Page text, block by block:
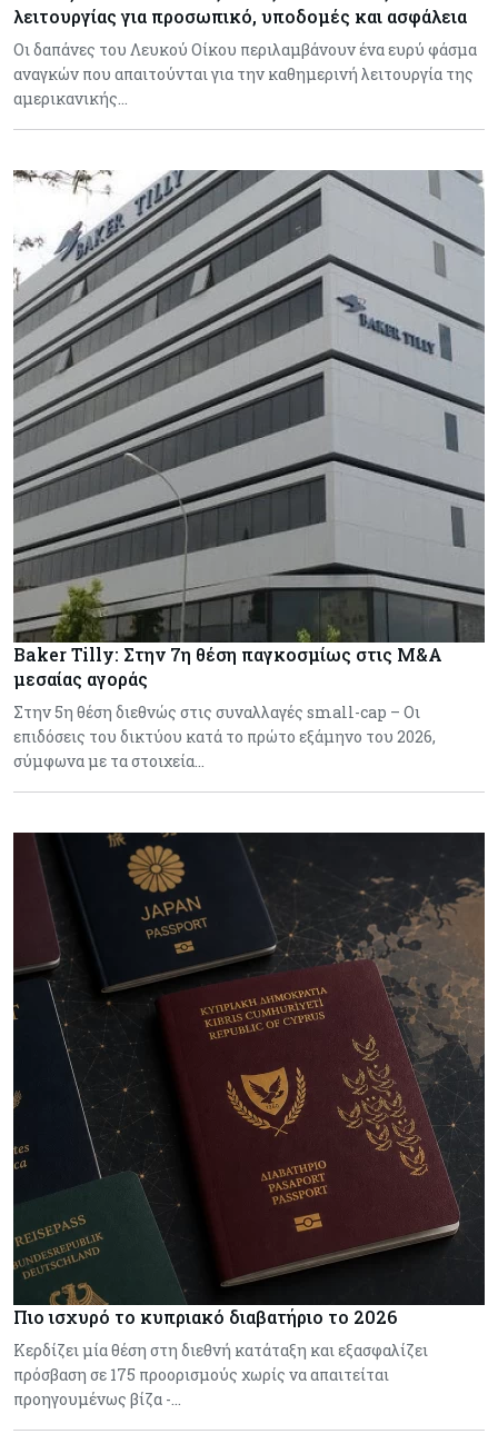
λειτουργίας για προσωπικό, υποδομές και ασφάλεια
Οι δαπάνες του Λευκού Οίκου περιλαμβάνουν ένα ευρύ φάσμα
αναγκών που απαιτούνται για την καθημερινή λειτουργία της
αμερικανικής…
Baker Tilly: Στην 7η θέση παγκοσμίως στις M&A
μεσαίας αγοράς
Στην 5η θέση διεθνώς στις συναλλαγές small-cap – Οι
επιδόσεις του δικτύου κατά το πρώτο εξάμηνο του 2026,
σύμφωνα με τα στοιχεία…
Πιο ισχυρό το κυπριακό διαβατήριο το 2026
Κερδίζει μία θέση στη διεθνή κατάταξη και εξασφαλίζει
πρόσβαση σε 175 προορισμούς χωρίς να απαιτείται
προηγουμένως βίζα -…